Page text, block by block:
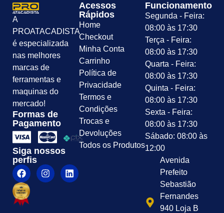
A
PROATACADISTA
é especializada
nas melhores
marcas de
ferramentas e
maquinas do
mercado!
Formas de
Pagamento
Siga nossos
perfis
Acessos
Rápidos
Home
Checkout
Minha Conta
Carrinho
Política de
Privacidade
Termos e
Condições
Trocas e
Devoluções
Todos os Produtos
Funcionamento
Segunda - Feira:
08:00 às 17:30
Terça - Feira:
08:00 às 17:30
Quarta - Feira:
08:00 às 17:30
Quinta - Feira:
08:00 às 17:30
Sexta - Feira:
08:00 às 17:30
Sábado: 08:00 às
12:00
Avenida
Prefeito
Sebastião
Fernandes
940 Loja B